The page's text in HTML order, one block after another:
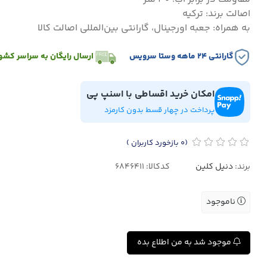
اصالت برند: ترکیه
به همراه: جعبه اورجینال، گارانتی بین‌المللی اصالت کالا
گارانتی ۲۴ ماهه وستا سرویس ارسال رایگان به سراسر
امکان خرید اقساطی با اسنپ پی
پرداخت در چهار قسط بدون کارمزد
(0 بازخورد کاربران )
برند:دنیل کلین کدکالا:
ناموجود
موجود شد به من اطلاع بده